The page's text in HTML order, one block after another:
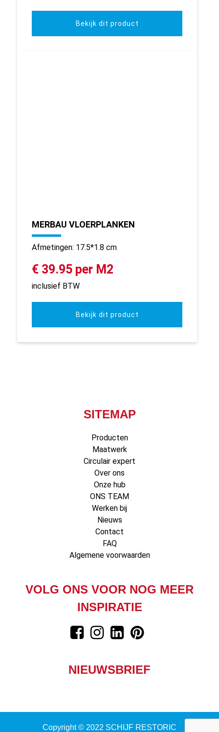
Bekijk dit product
MERBAU VLOERPLANKEN
Afmetingen: 17.5*1.8 cm
€ 39.95 per M2
inclusief BTW
Bekijk dit product
SITEMAP
Producten
Maatwerk
Circulair expert
Over ons
Onze hub
ONS TEAM
Werken bij
Nieuws
Contact
FAQ
Algemene voorwaarden
VOLG ONS VOOR NOG MEER
INSPIRATIE
NIEUWSBRIEF
Copyright © 2022 SCHIJF RESTORIC